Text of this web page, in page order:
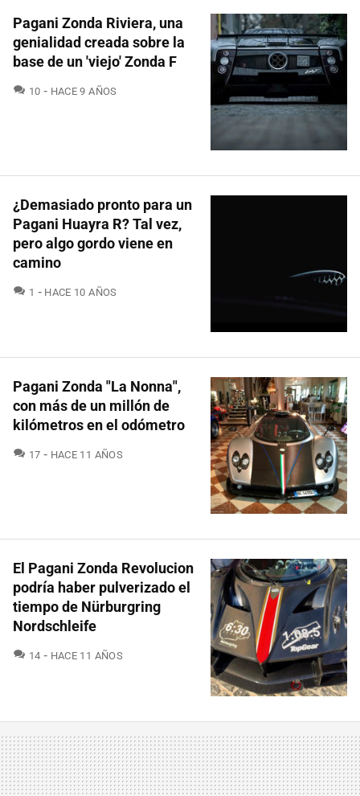
Pagani Zonda Riviera, una
genialidad creada sobre la
base de un 'viejo' Zonda F
10 COMENTARIOS
HACE 9 AÑOS
¿Demasiado pronto para un
Pagani Huayra R? Tal vez,
pero algo gordo viene en
camino
1 COMENTARIOS
HACE 10 AÑOS
Pagani Zonda "La Nonna",
con más de un millón de
kilómetros en el odómetro
17 COMENTARIOS
HACE 11 AÑOS
El Pagani Zonda Revolucion
podría haber pulverizado el
tiempo de Nürburgring
Nordschleife
14 COMENTARIOS
HACE 11 AÑOS